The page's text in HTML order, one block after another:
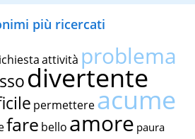
più ricercati
attività problema
divertente
permettereacume
fare bello amore paura